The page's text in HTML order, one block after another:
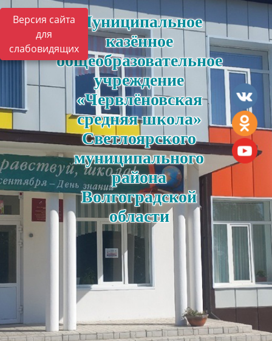
Версия сайта
для
слабовидящих
Муниципальное
казённое
общеобразовательное
учреждение
«Червлёновская
средняя школа»
Светлоярского
муниципального
района
Волгоградской
области